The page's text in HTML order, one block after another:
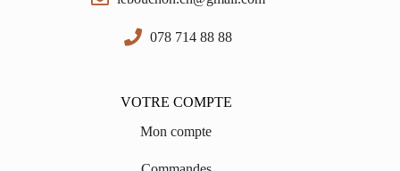
078 714 88 88
VOTRE COMPTE
Mon compte